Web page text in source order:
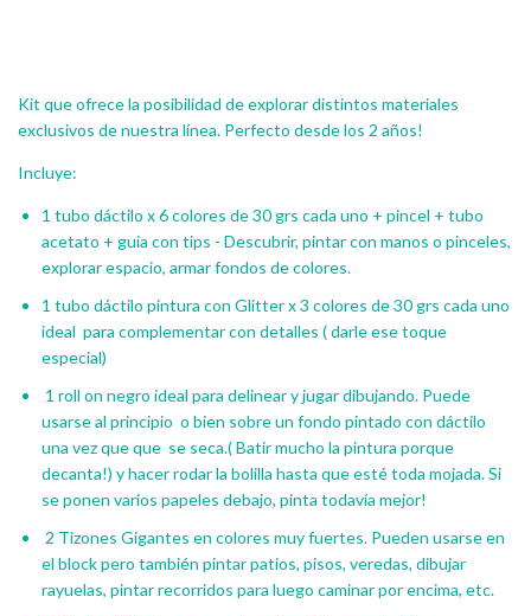
Kit que ofrece la posibilidad de explorar distintos materiales
exclusivos de nuestra línea. Perfecto desde los 2 años!
Incluye:
1 tubo dáctilo x 6 colores de 30 grs cada uno + pincel + tubo
acetato + guia con tips - Descubrir, pintar con manos o pinceles,
explorar espacio, armar fondos de colores.
1 tubo dáctilo pintura con Glitter x 3 colores de 30 grs cada uno
ideal para complementar con detalles ( darle ese toque
especial)
1 roll on negro ideal para delinear y jugar dibujando. Puede
usarse al principio o bien sobre un fondo pintado con dáctilo
una vez que que se seca.( Batir mucho la pintura porque
decanta!) y hacer rodar la bolilla hasta que esté toda mojada. Si
se ponen varios papeles debajo, pinta todavía mejor!
2 Tizones Gigantes en colores muy fuertes. Pueden usarse en
el block pero también pintar patios, pisos, veredas, dibujar
rayuelas, pintar recorridos para luego caminar por encima, etc.